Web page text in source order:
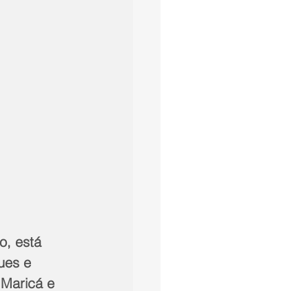
está
e
e